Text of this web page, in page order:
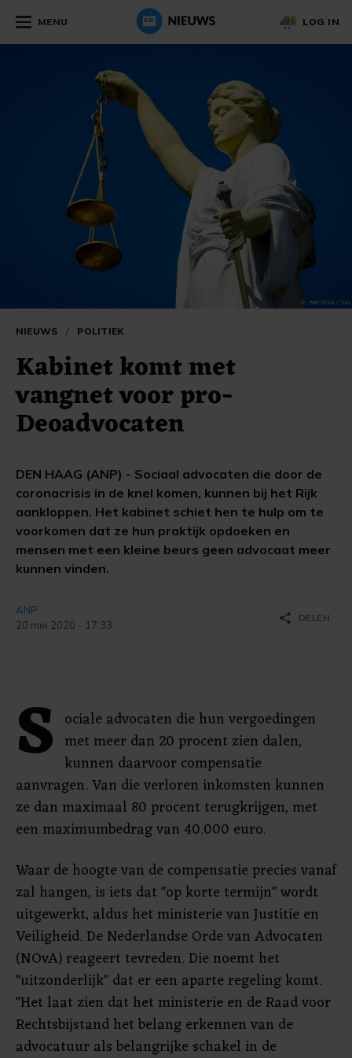
MENU LOG IN
NIEUWS / POLITIEK
Kabinet komt met
vangnet voor pro-
Deoadvocaten
DEN HAAG (ANP) - Sociaal advocaten die door de
coronacrisis in de knel komen, kunnen bij het Rijk
aankloppen. Het kabinet schiet hen te hulp om te
voorkomen dat ze hun praktijk opdoeken en
mensen met een kleine beurs geen advocaat meer
kunnen vinden.
ANP
20 mei 2020 - 17:33
share DELEN
S ociale advocaten die hun vergoedingen
met meer dan 20 procent zien dalen,
kunnen daarvoor compensatie
aanvragen. Van die verloren inkomsten kunnen
ze dan maximaal 80 procent terugkrijgen, met
een maximumbedrag van 40.000 euro.
Waar de hoogte van de compensatie precies vanaf
zal hangen, is iets dat "op korte termijn" wordt
uitgewerkt, aldus het ministerie van Justitie en
Veiligheid. De Nederlandse Orde van Advocaten
(NOvA) reageert tevreden. Die noemt het
"uitzonderlijk" dat er een aparte regeling komt.
"Het laat zien dat het ministerie en de Raad voor
Rechtsbijstand het belang erkennen van de
advocatuur als belangrijke schakel in de